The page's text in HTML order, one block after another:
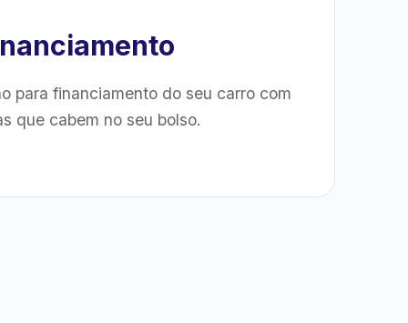
para financiamento do seu carro com
que cabem no seu bolso.